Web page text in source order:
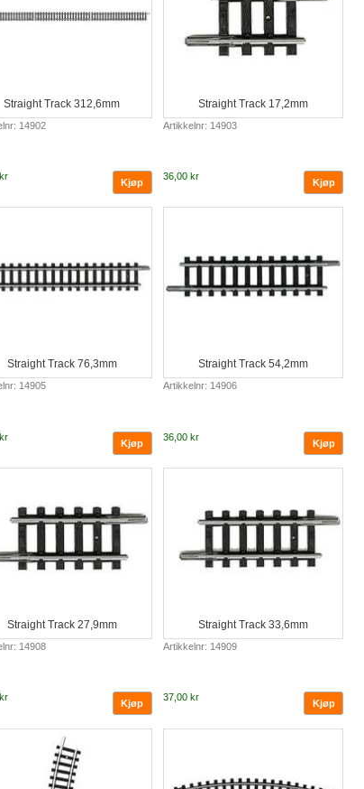
Straight Track 312,6mm
14902
Straight Track 17,2mm
Artikkelnr: 14903
36,00 kr
Straight Track 76,3mm
14905
Straight Track 54,2mm
Artikkelnr: 14906
36,00 kr
Straight Track 27,9mm
14908
Straight Track 33,6mm
Artikkelnr: 14909
37,00 kr